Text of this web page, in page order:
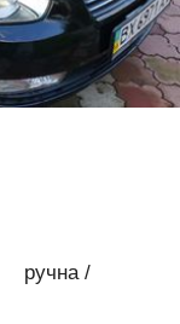
ручна /